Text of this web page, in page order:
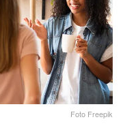
Foto Freepik